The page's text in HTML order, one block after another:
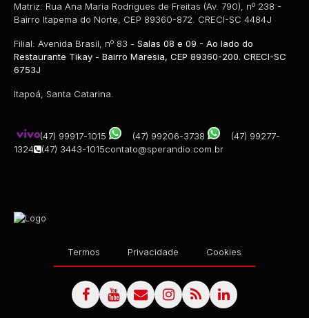
Matriz: Rua Ana Maria Rodrigues de Freitas (Av. 790), nº 238 -
Bairro Itapema do Norte, CEP 89360-872. CRECI-SC 4484J
Filial: Avenida Brasil, nº 83 - Salas 08 e 09 - Ao lado do
Restaurante Tikay - Bairro Maresia, CEP 89360-200. CRECI-SC
6753J
Itapoá, Santa Catarina.
(47) 99917-1015 (47) 99206-3738
(47) 99277-
1324
(47) 3443-1015contato@sperandio.com.br
Termos Privacidade Cookies